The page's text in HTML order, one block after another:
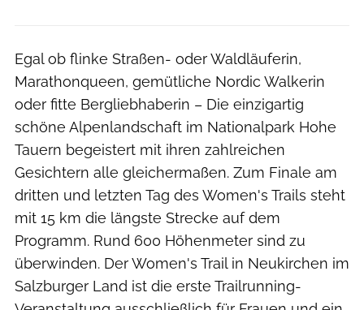
Egal ob flinke Straßen- oder Waldläuferin,
Marathonqueen, gemütliche Nordic Walkerin
oder fitte Bergliebhaberin – Die einzigartig
schöne Alpenlandschaft im Nationalpark Hohe
Tauern begeistert mit ihren zahlreichen
Gesichtern alle gleichermaßen. Zum Finale am
dritten und letzten Tag des Women's Trails steht
mit 15 km die längste Strecke auf dem
Programm. Rund 600 Höhenmeter sind zu
überwinden. Der Women's Trail in Neukirchen im
Salzburger Land ist die erste Trailrunning-